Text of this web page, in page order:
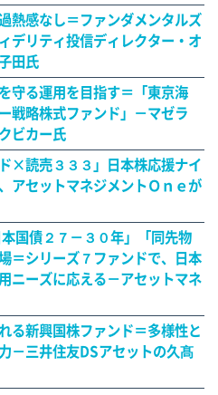
熱感なし＝ファンダメンタルズ
デリティ投信ディレクター・オ
田氏
守る運用を目指す＝「東京海
戦略株式ファンド」－マゼラ
ビカー氏
×読売３３３」日本株応援ナイ
アセットマネジメントＯｎｅが
本国債２７－３０年」「同先物
＝シリーズ７ファンドで、日本
ニーズに応える－アセットマネ
る新興国株ファンド＝多様性と
－三井住友DSアセットの久髙